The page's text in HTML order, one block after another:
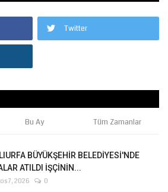
Twitter
Bu Ay Tüm Zamanlar
BÜYÜKŞEHİR BELEDİYESİ'NDE
ATILDI İŞÇİNİN...
7, 2026 0